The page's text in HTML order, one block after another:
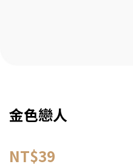
金色戀人
NT$39